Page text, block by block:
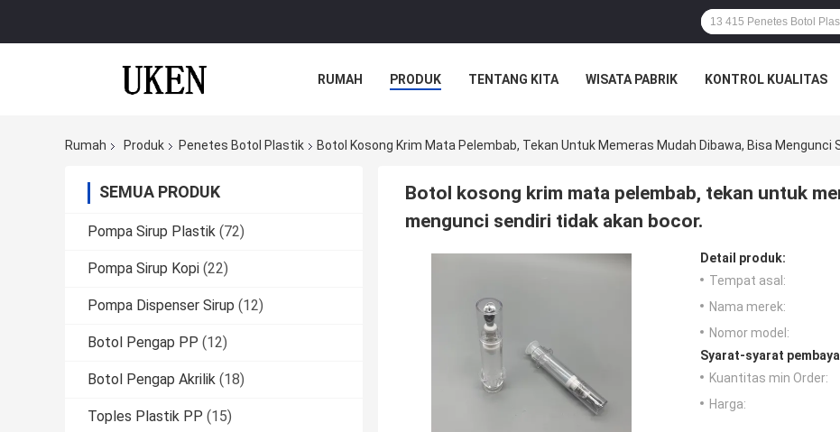
RUMAH PRODUK TENTANG KITA WISATA PABRIK KONTROL KUALITAS
Rumah Produk Penetes Botol Plastik Botol Kosong Krim Mata Pelembab, Tekan Untuk Memeras Mudah Dibawa, Bisa Mengunci
SEMUA PRODUK
Pompa Sirup Plastik (72)
Pompa Sirup Kopi (22)
Pompa Dispenser Sirup (12)
Botol Pengap PP (12)
Botol Pengap Akrilik (18)
Toples Plastik PP (15)
Botol kosong krim mata pelembab, tekan untuk
mengunci sendiri tidak akan bocor.
Detail produk:
Tempat asal:
Nama merek:
Nomor model:
Syarat-syarat
Kuantitas min Order:
Harga: